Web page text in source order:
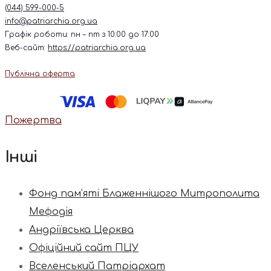
(044) 599-000-5
info@patriarchia.org.ua
Графік роботи: пн – пт з 10:00 до 17:00
Веб-сайт: https://patriarchia.org.ua
Публічна оферта
Пожертва
Інші
Фонд пам’яті Блаженнішого Митрополита
Мефодія
Андріївська Церква
Офіційний сайт ПЦУ
Вселенський Патріархат